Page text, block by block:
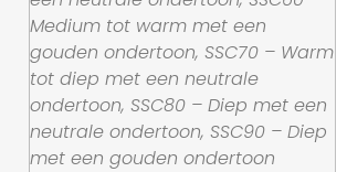
Medium tot warm met een
gouden ondertoon, SSC70 – Warm
tot diep met een neutrale
ondertoon, SSC80 – Diep met een
neutrale ondertoon, SSC90 – Diep
met een gouden ondertoon